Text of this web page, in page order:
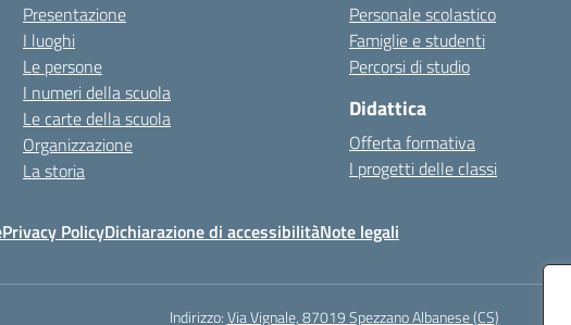
Presentazione
I luoghi
Le persone
I numeri della scuola
Le carte della scuola
Organizzazione
La storia
Personale scolastico
Famiglie e studenti
Percorsi di studio
Didattica
Offerta formativa
I progetti delle classi
Privacy PolicyDichiarazione di accessibilitàNote legali
Indirizzo:Via Vignale, 87019 Spezzano Albanese (CS)